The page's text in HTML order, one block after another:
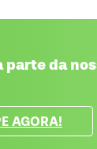
parte da
AGORA!